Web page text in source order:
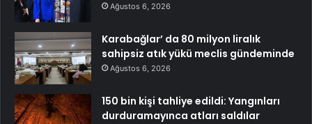
Ağustos 6, 2026
Karabağlar’ da 80 milyon liralık
sahipsiz atık yükü meclis gündeminde
Ağustos 6, 2026
150 bin kişi tahliye edildi: Yangınları
durduramayınca atları saldılar